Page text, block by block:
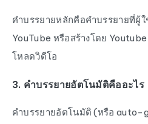
คำบรรยายหลักคือคำบรรยายที่ผู้
YouTube หรือสร้างโดย
โหลดวิดีโอ
3. คำบรรยายอัตโนมัติคืออะไร
คำบรรยายอัตโนมัติ (หรือ auto-